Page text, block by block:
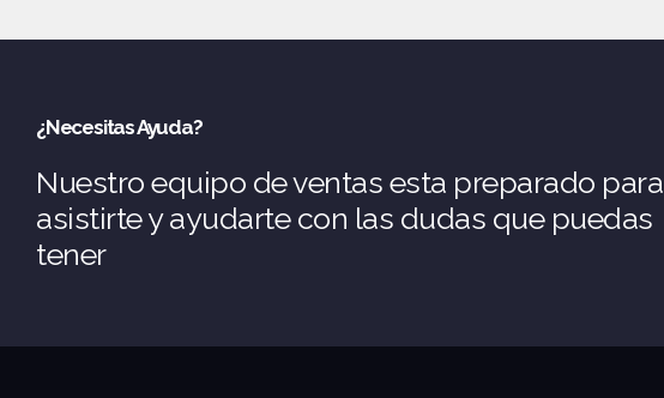
¿Necesitas Ayuda?
Nuestro equipo de ventas esta preparado para
asistirte y ayudarte con las dudas que puedas
tener